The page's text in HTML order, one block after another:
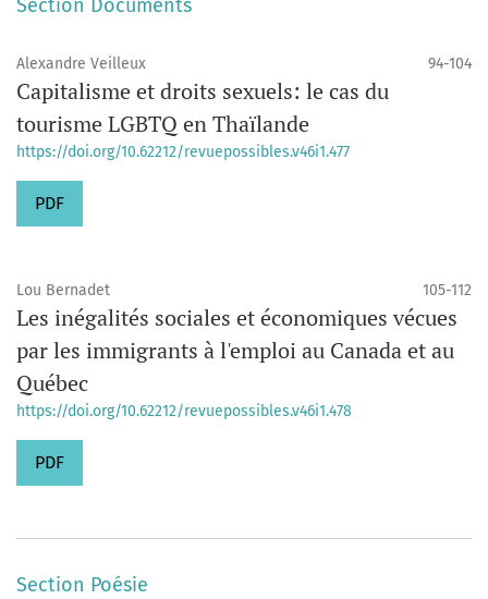
Section Documents
Alexandre Veilleux 94-104
Capitalisme et droits sexuels: le cas du
tourisme LGBTQ en Thaïlande
https://doi.org/10.62212/revuepossibles.v46i1.477
PDF
Lou Bernadet 105-112
Les inégalités sociales et économiques vécues
par les immigrants à l'emploi au Canada et au
Québec
https://doi.org/10.62212/revuepossibles.v46i1.478
PDF
Section Poésie